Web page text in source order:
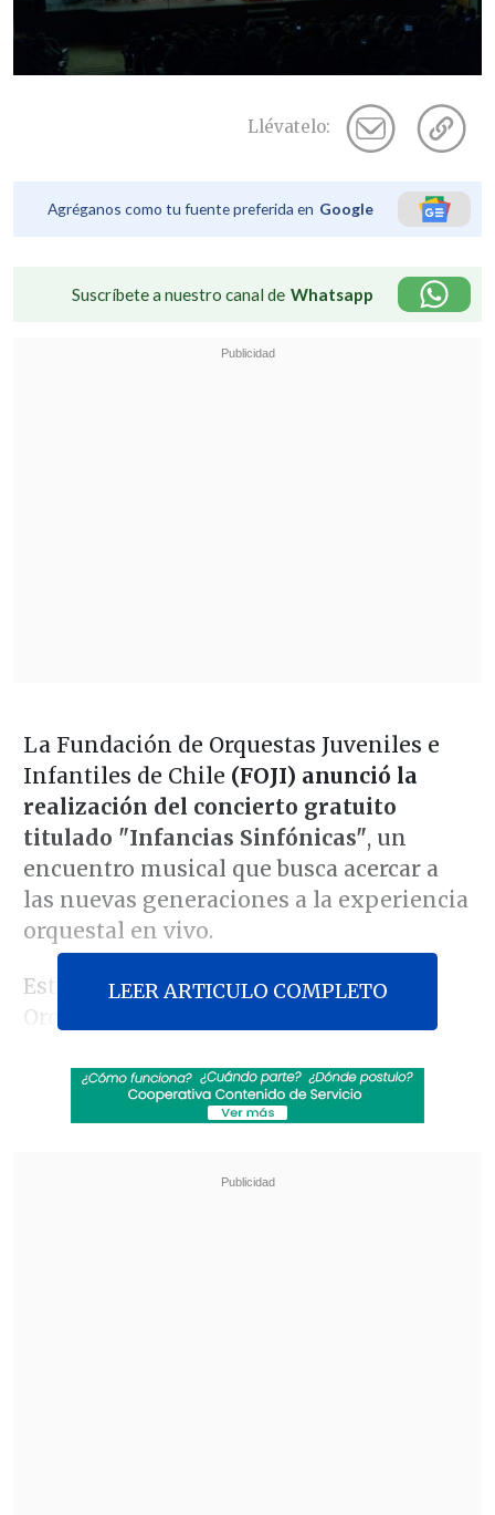
Llévatelo:
Agréganos como tu fuente preferida en Google
Suscríbete a nuestro canal de Whatsapp
La Fundación de Orquestas Juveniles e
Infantiles de Chile (FOJI) anunció la
realización del concierto gratuito
titulado "Infancias Sinfónicas", un
encuentro musical que busca acercar a
las nuevas generaciones a la experiencia
orquestal en vivo.
Esta presentación estará a cargo de la
Orquesta Sinfónica Infantil
de Virginia Vergara, yse llevará a cabo el
miércoles 3 de junio a las 19:00 horas
Pontificia Universidad Católica de Chile.
LEER ARTICULO COMPLETO